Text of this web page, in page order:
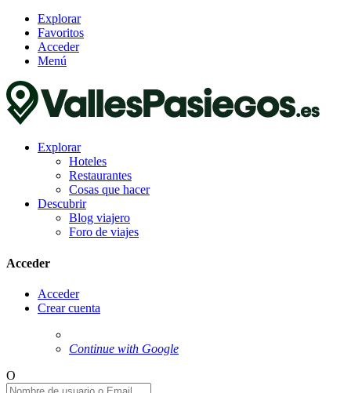
Explorar
Favoritos
Acceder
Menú
Explorar
Hoteles
Restaurantes
Cosas que hacer
Descubrir
Blog viajero
Foro de viajes
Acceder
Acceder
Crear cuenta
Continue with Google
O